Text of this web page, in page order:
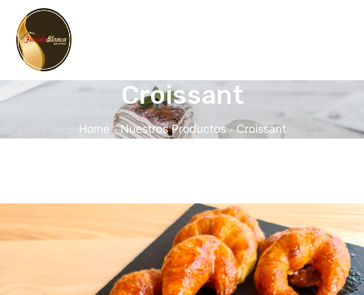
Croissant
Home / Nuestros Productos / Croissant